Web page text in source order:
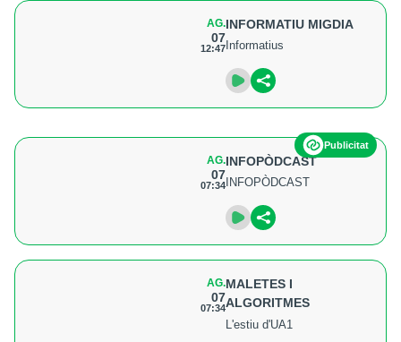
AG.
07
12:47
INFORMATIU MIGDIA
Informatius
Publicitat
AG.
07
07:34
INFOPÒDCAST
INFOPÒDCAST
AG.
07
07:34
MALETES I
ALGORITMES
L'estiu d'UA1